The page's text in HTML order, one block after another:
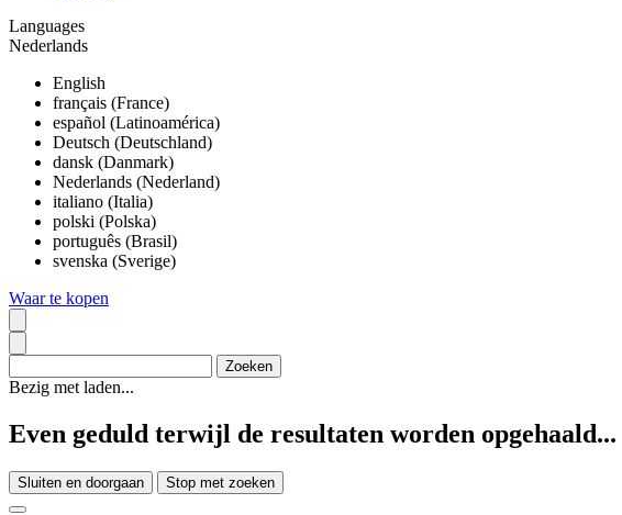
Languages
Nederlands
English
français (France)
español (Latinoamérica)
Deutsch (Deutschland)
dansk (Danmark)
Nederlands (Nederland)
italiano (Italia)
polski (Polska)
português (Brasil)
svenska (Sverige)
Waar te kopen
Bezig met laden...
Even geduld terwijl de resultaten worden opgehaald...
Sluiten en doorgaan Stop met zoeken